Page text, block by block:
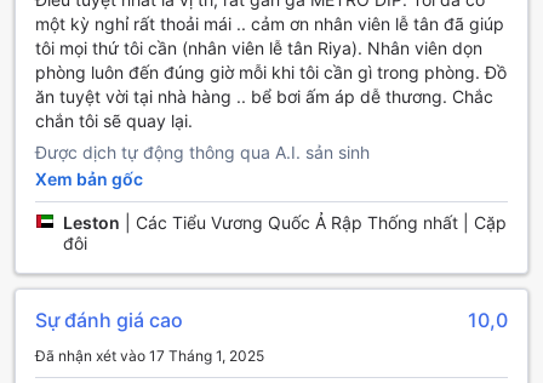
Tiện Nghi Phòng Nghỉ tại Delta Hotels, Dubai Investment
Park
Tại Delta Hotels Dubai Investment Park, mỗi phòng nghỉ
được trang bị đầy đủ các tiện nghi hiện đại nhằm mang
đến sự thoải mái tối đa cho khách hàng. Khách có thể tận
hưởng không khí mát mẻ nhờ hệ thống điều hòa không khí
trong phòng, cùng với đó là các bộ đồ ngủ và áo choàng
tắm cao cấp để thêm phần thư giãn sau một ngày dài. Để
vệ tinh/cáp, giúp khách dễ dàng theo dõi các chương trình
yêu thích trong không gian riêng tư của mình.
Ngoài ra, các tiện ích bổ sung như máy pha cà phê/trà,
minibar miễn phí, tủ lạnh và nước đóng chai miễn phí mang
một kỳ nghỉ rất thoải mái .. cảm ơn nhân viên lễ tân đã giúp
tôi mọi thứ tôi cần (nhân viên lễ tân Riya). Nhân viên dọn
phòng luôn đến đúng giờ mỗi khi tôi cần gì trong phòng. Đồ
ăn tuyệt vời tại nhà hàng .. bể bơi ấm áp dễ thương. Chắc
chắn tôi sẽ quay lại.
Được dịch tự động thông qua A.I. sản sinh
Xem bản gốc
Leston
Các Tiểu Vương Quốc Ả Rập Thống nhất | Cặp
đôi
Sự đánh giá cao 10,0
Đã nhận xét vào 17 Tháng 1, 2025